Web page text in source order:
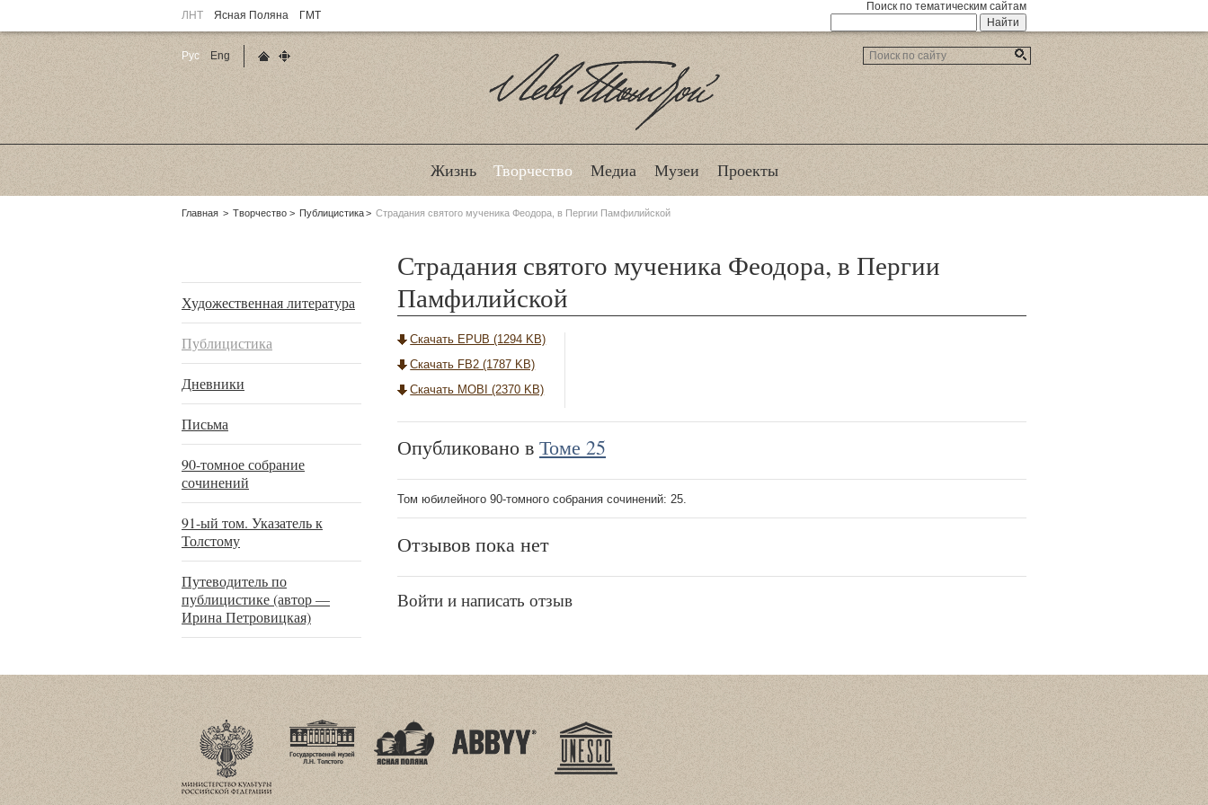
ЛНТ Ясная Поляна ГМТ
Поиск по тематическим сайтам
Лев Толстой
Жизнь Творчество Медиа Музеи Проекты
Родительские
Главная Творчество Публицистика Страдания святого мученика Феодора, в Пергии Памфилийской
Художественная литература
Публицистика
Дневники
Письма
90-томное собрание
сочинений
91-ый том. Указатель к
Толстому
Путеводитель по
публицистике (автор —
Ирина Петровицкая)
Страдания святого мученика Феодора, в Пергии
Памфилийской
Скачать EPUB (1294 KB)
Скачать FB2 (1787 KB)
Скачать MOBI (2370 KB)
Опубликовано в Томе 25
Том юбилейного 90-томного собрания сочинений: 25.
Отзывов пока нет
Войти и написать отзыв
Рус
Eng